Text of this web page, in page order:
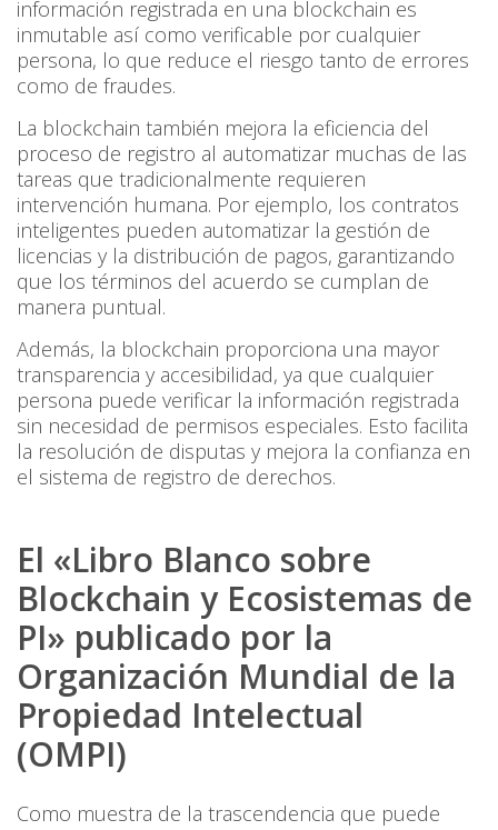
información registrada en una blockchain es
inmutable así como verificable por cualquier
persona, lo que reduce el riesgo tanto de errores
como de fraudes.
La blockchain también mejora la eficiencia del
proceso de registro al automatizar muchas de las
tareas que tradicionalmente requieren
intervención humana. Por ejemplo, los contratos
inteligentes pueden automatizar la gestión de
licencias y la distribución de pagos, garantizando
que los términos del acuerdo se cumplan de
manera puntual.
Además, la blockchain proporciona una mayor
transparencia y accesibilidad, ya que cualquier
persona puede verificar la información registrada
sin necesidad de permisos especiales. Esto facilita
la resolución de disputas y mejora la confianza en
el sistema de registro de derechos.
El «Libro Blanco sobre
Blockchain y Ecosistemas de
PI» publicado por la
Organización Mundial de la
Propiedad Intelectual
(OMPI)
Como muestra de la trascendencia que puede